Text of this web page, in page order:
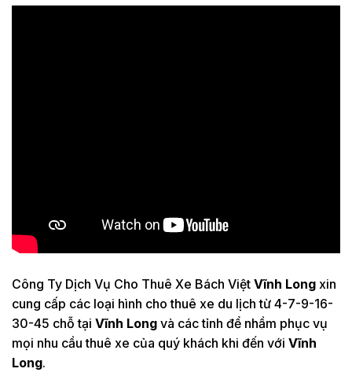
Công Ty Dịch Vụ Cho Thuê Xe Bách Việt Vĩnh Long xin
cung cấp các loại hình cho thuê xe du lịch từ 4-7-9-16-
30-45 chỗ tại Vĩnh Long và các tỉnh để nhầm phục vụ
mọi nhu cầu thuê xe của quý khách khi đến với Vĩnh
Long.